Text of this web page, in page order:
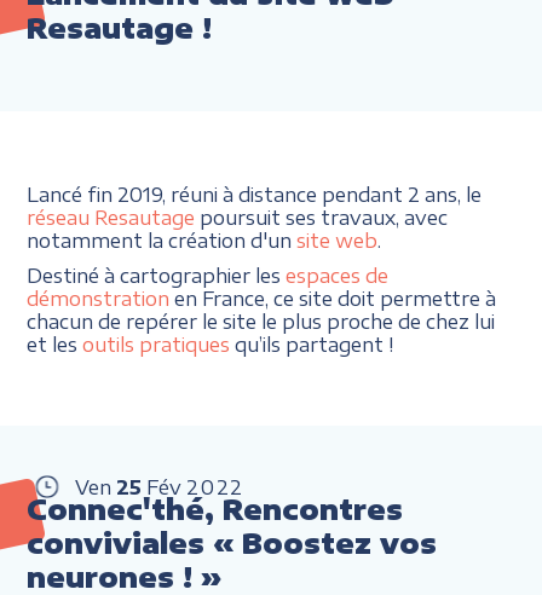
Resautage !
Lancé fin 2019, réuni à distance pendant 2 ans, le
réseau Resautage poursuit ses travaux, avec
notamment la création d'unsite web
Destiné à cartographier lesespaces de
démonstration en France, ce site doit permettre à
chacun de repérer le site le plus proche de chez lui
et lesoutils pratiques qu’ils partagent !
Ven 25 Fév 2022
Connec'thé, Rencontres
conviviales « Boostez vos
neurones ! »